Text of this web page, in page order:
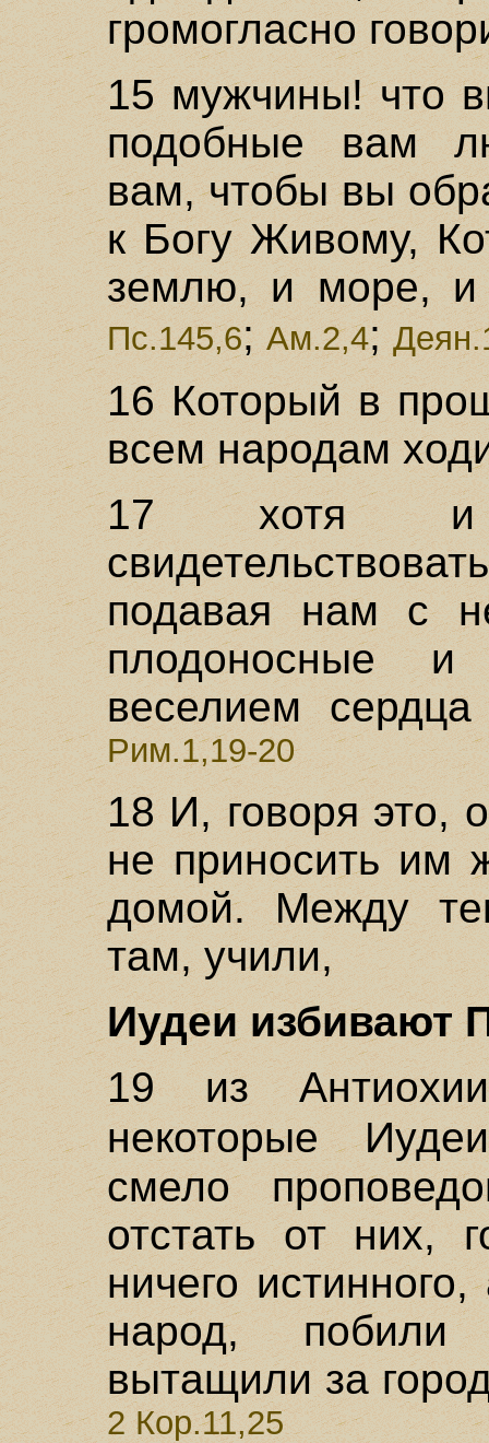
громогласно
15 мужчины! что
подобные вам
вам, чтобы вы
к Богу Живому,
землю, и море, и
Пс.145,6; Ам.2,4;
16 Который в
всем народам
17 хотя и
подавая нам с
плодоносные
веселием
Рим.1,19-20
18 И, говоря это,
не приносить им
домой. Между
там, учили,
Иудеи избивают
19 из
некоторые
смело
отстать от них,
ничего
народ,
вытащили за
2 Кор.11,25